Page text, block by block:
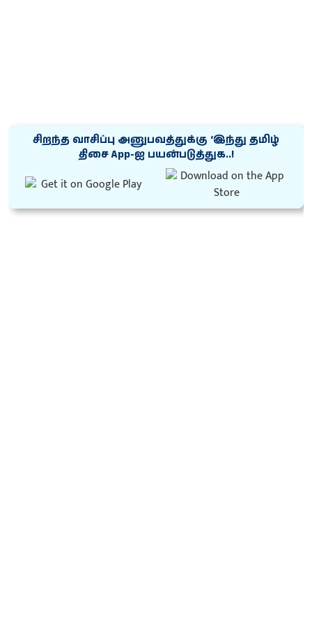
சிறந்த வாசிப்பு அனுபவத்துக்கு ‘இந்து தமிழ்
திசை App-ஐ பயன்படுத்துக..!